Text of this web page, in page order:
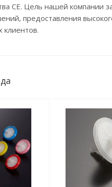
CE. Цель нашей компании
предоставления
клиентов.